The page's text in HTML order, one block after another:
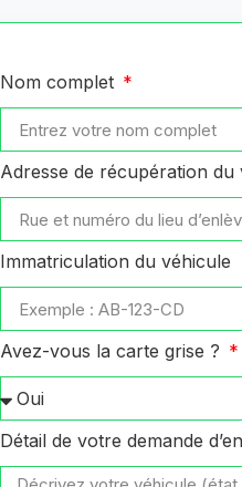
Nom complet
Adresse de récupération du
Immatriculation du véhicule
Avez-vous la carte grise ?
Détail de votre demande